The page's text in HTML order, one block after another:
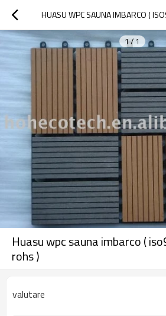
1/ 1
Huasu wpc sauna imbarco (
rohs )
valutare